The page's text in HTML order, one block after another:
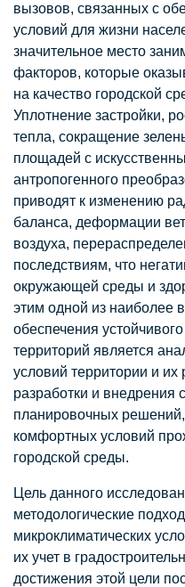
вызовов, связанных с
условий для жизни
значительное место
факторов, которые
на качество городской
Уплотнение застройки,
тепла, сокращение
площадей с
антропогенного
приводят к изменению
баланса, деформации
воздуха,
последствиям, что
окружающей среды и
этим одной из наиболее
обеспечения
территорий является
условий территории и их
разработки и внедрения
планировочных
комфортных условий
городской среды.
Цель данного
методологические
микроклиматических
их учет в
достижения этой цели